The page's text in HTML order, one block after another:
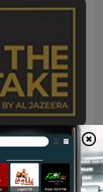
The Take